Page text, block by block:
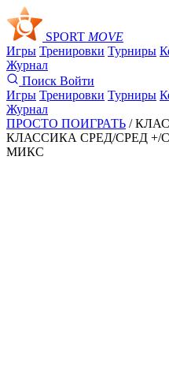
SPORT MOVE
Игры Тренировки Турниры
Журнал
Поиск Войти
Игры Тренировки Турниры
Журнал
ПРОСТО ПОИГРАТЬ /
КЛАССИКА СРЕД/СРЕД +/
МИКС